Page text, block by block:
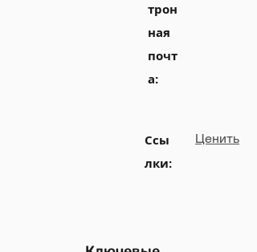
трон
ная
почт
а:
Ссы
лки:
Ценить